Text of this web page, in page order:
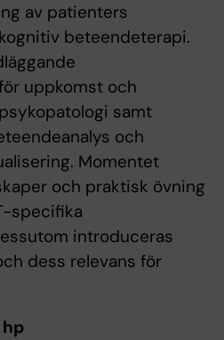
av patienters
beteendeterapi.
uppkomst och
samt
och
Momentet
och praktisk övning
specifika
introduceras
dess relevans för